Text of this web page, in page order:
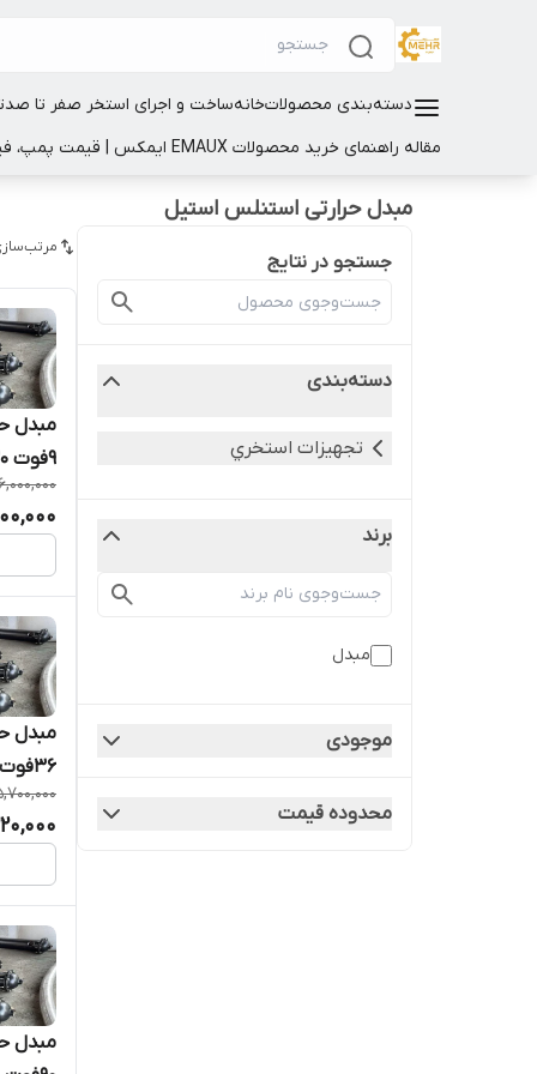
دسته‌بندی محصولاتخانهساخت و اجرای استخر صفر تا صد
مقاله راهنمای خرید محصولات EMAUX ایمکس | قیمت پمپ، فیلتر و تجهیزات استخر
مبدل حرارتی استنلس استیل
جستجو در نتایج
دسته‌بندی
تجهيزات استخري
برند
مبدل
موجودی
محدوده قیمت
9فوت 20کیلووات
36فوت 80کیلووات